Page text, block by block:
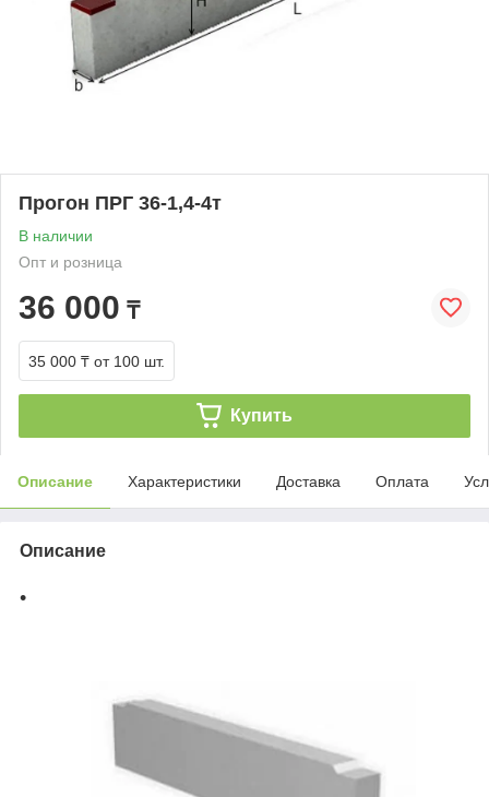
Прогон ПРГ 36-1,4-4т
В наличии
Опт и розница
36 000 ₸
35 000 ₸ от 100 шт.
Купить
Описание Характеристики Доставка Оплата
Описание